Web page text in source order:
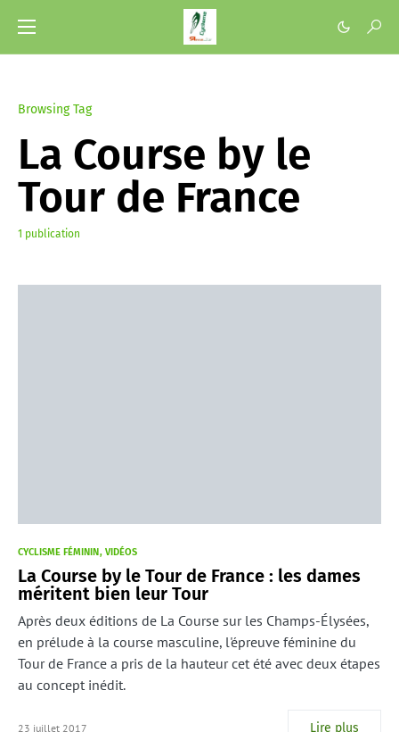
Browsing Tag
La Course by le
Tour de France
1 publication
CYCLISME FÉMININ VIDÉOS
La Course by le Tour de France : les dames
méritent bien leur Tour
Après deux éditions de La Course sur les Champs-Élysées,
en prélude à la course masculine, l'épreuve féminine du
Tour de France a pris de la hauteur cet été avec deux étapes
au concept inédit.
23 juillet 2017 Lire plus